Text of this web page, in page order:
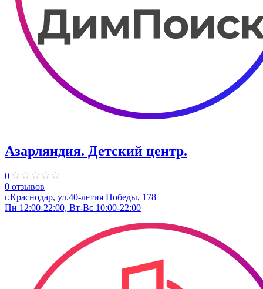
Азарляндия. ​Детский центр.
0
0 отзывов
г.Краснодар, ул.40-летия Победы, 178
Пн 12:00-22:00, Вт-Вс 10:00-22:00